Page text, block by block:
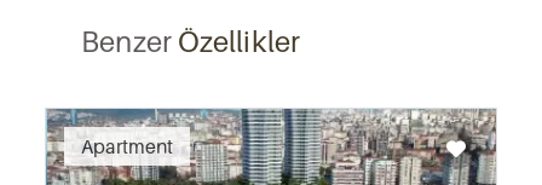
BenzerÖzellikler
Apartment
Recommended